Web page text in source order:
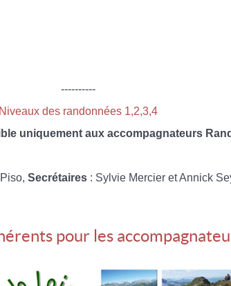
----------
Niveaux des randonnées 1,2,3,4
uniquement aux accompagnateurs
Secrétaires : Sylvie Mercier et Annick
pour les